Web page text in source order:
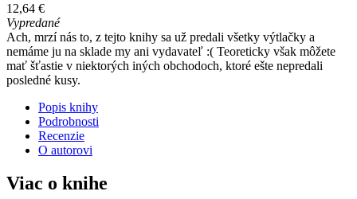
12,64 €
Vypredané
Ach, mrzí nás to, z tejto knihy sa už predali všetky výtlačky a
nemáme ju na sklade my ani vydavateľ :( Teoreticky však môžete
mať šťastie v niektorých iných obchodoch, ktoré ešte nepredali
posledné kusy.
Popis knihy
Podrobnosti
Recenzie
O autorovi
Viac o knihe